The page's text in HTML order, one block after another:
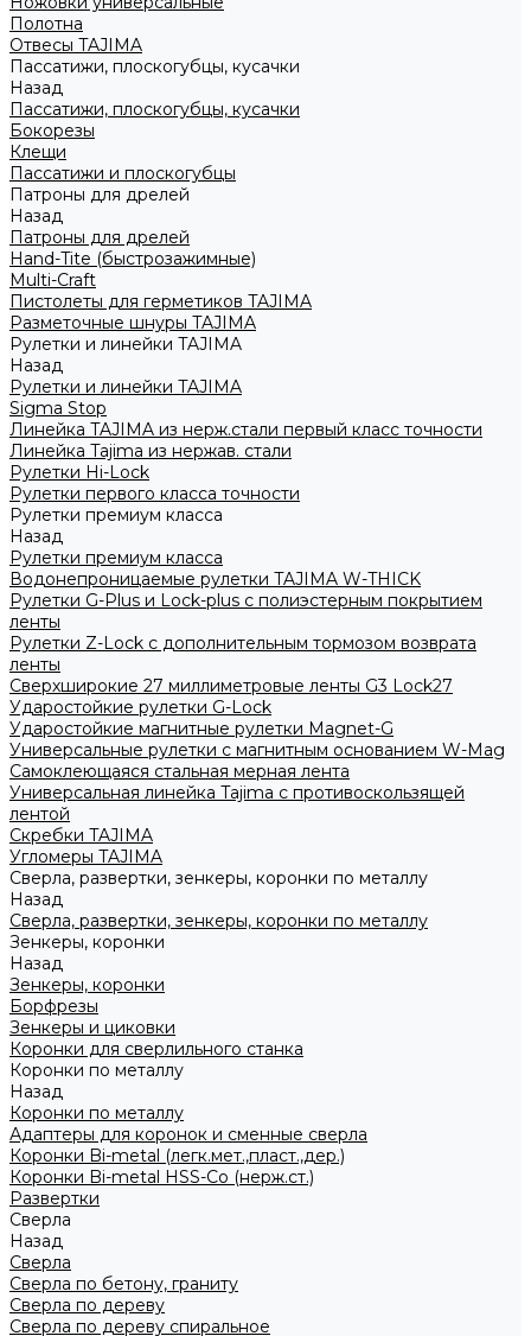
Полотна
Отвесы TAJIMA
Пассатижи, плоскогубцы, кусачки
Назад
Пассатижи, плоскогубцы, кусачки
Бокорезы
Клещи
Пассатижи и плоскогубцы
Патроны для дрелей
Назад
Патроны для дрелей
Hand-Tite (быстрозажимные)
Multi-Craft
Пистолеты для герметиков TAJIMA
Разметочные шнуры TAJIMA
Рулетки и линейки TAJIMA
Назад
Рулетки и линейки TAJIMA
Sigma Stop
Линейка TAJIMA из нерж.стали первый класс точности
Линейка Tajima из нержав. стали
Рулетки Hi-Lock
Рулетки первого класса точности
Рулетки премиум класса
Назад
Рулетки премиум класса
Водонепроницаемые рулетки TAJIMA W-THICK
Рулетки G-Plus и Lock-plus с полиэстерным покрытием
ленты
Рулетки Z-Lock с дополнительным тормозом возврата
ленты
Сверхширокие 27 миллиметровые ленты G3 Lock27
Ударостойкие рулетки G-Lock
Ударостойкие магнитные рулетки Magnet-G
Универсальные рулетки с магнитным основанием W-Mag
Самоклеющаяся стальная мерная лента
Универсальная линейка Tajima с противоскользящей
лентой
Скребки TAJIMA
Угломеры TAJIMA
Сверла, развертки, зенкеры, коронки по металлу
Назад
Сверла, развертки, зенкеры, коронки по металлу
Зенкеры, коронки
Назад
Зенкеры, коронки
Борфрезы
Зенкеры и циковки
Коронки для сверлильного станка
Коронки по металлу
Назад
Коронки по металлу
Адаптеры для коронок и сменные сверла
Коронки Bi-metal (легк.мет.,пласт.,дер.)
Коронки Bi-metal HSS-Co (нерж.ст.)
Развертки
Сверла
Назад
Сверла
Сверла по бетону, граниту
Сверла по дереву
Сверла по дереву спиральное